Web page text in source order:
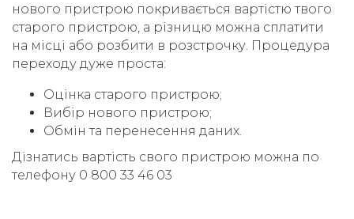
нового пристрою покривається вартістю твого
старого пристрою, а різницю можна сплатити
на місці або розбити в розстрочку. Процедура
переходу дуже проста:
Оцінка старого пристрою;
Вибір нового пристрою;
Обмін та перенесення даних.
Дізнатись вартість свого пристрою можна по
телефону 0 800 33 46 03